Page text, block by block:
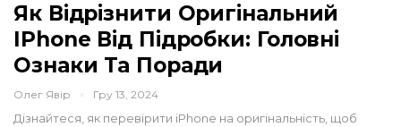
Як Відрізнити Оригінальний
IPhone Від Підробки: Головні
Ознаки Та Поради
Олег Явір Гру 13, 2024
Дізнайтеся, як перевірити iPhone на оригінальність, щоб